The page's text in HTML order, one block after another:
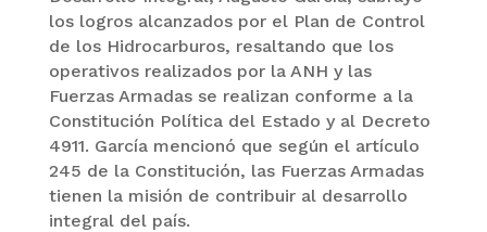
los logros alcanzados por el Plan de Control
de los Hidrocarburos, resaltando que los
operativos realizados por la ANH y las
Fuerzas Armadas se realizan conforme a la
Constitución Política del Estado y al Decreto
4911. García mencionó que según el artículo
245 de la Constitución, las Fuerzas Armadas
tienen la misión de contribuir al desarrollo
integral del país.